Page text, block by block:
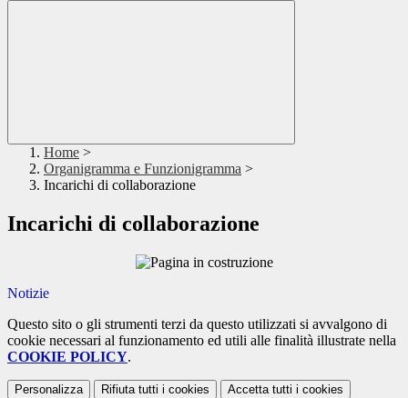
Home >
Organigramma e Funzionigramma >
Incarichi di collaborazione
Incarichi di collaborazione
Notizie
Questo sito o gli strumenti terzi da questo utilizzati si avvalgono di
cookie necessari al funzionamento ed utili alle finalità illustrate nella
COOKIE POLICY.
Personalizza Rifiuta tutti i cookies Accetta tutti i cookies